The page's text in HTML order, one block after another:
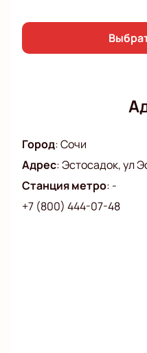
Город:Сочи
Адрес:Эстосадок, ул
Станция метро: -
+7 (800) 444-07-48